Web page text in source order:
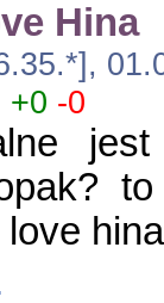
Hina
+0 -0